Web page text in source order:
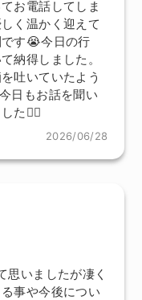
お電話してしま
く温かく迎えて
す😭今日の行
納得しました。
吐いていたよう
日もお話を聞い
た🙇‍♀️
2026/06/28
思いましたが凄く
事や今後につい